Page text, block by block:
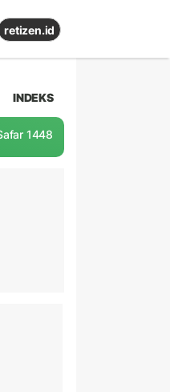
retizen.id
INDEKS
1448